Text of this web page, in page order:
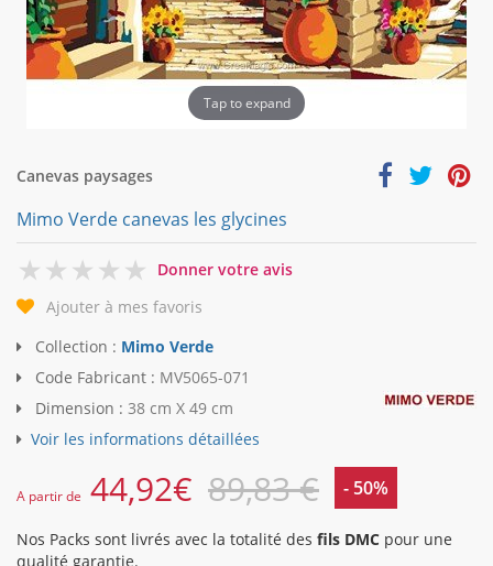
Tap to expand
Canevas paysages
Mimo Verde canevas les glycines
0
Donner votre avis
Ajouter à mes favoris
Collection : Mimo Verde
Code Fabricant : MV5065-071
Dimension : 38 cm X 49 cm
Voir les informations détaillées
A partir de 44,92€ 89,83 € - 50%
Nos Packs sont livrés avec la totalité des fils DMC pour une
qualité garantie.